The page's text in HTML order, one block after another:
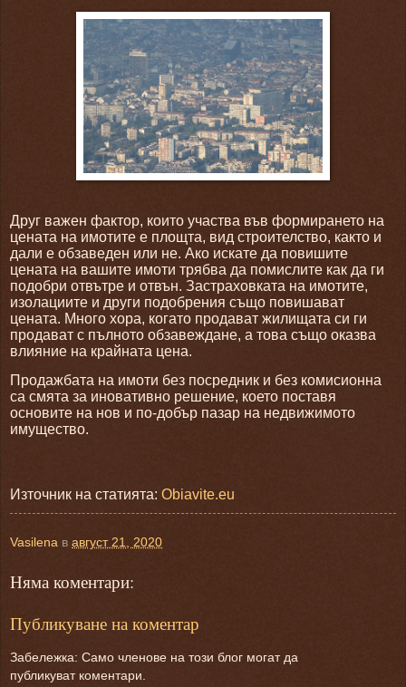
Друг важен фактор, които участва във формирането на
цената на имотите е площта, вид строителство, както и
дали е обзаведен или не. Ако искате да повишите
цената на вашите имоти трябва да помислите как да ги
подобри отвътре и отвън. Застраховката на имотите,
изолациите и други подобрения също повишават
цената. Много хора, когато продават жилищата си ги
продават с пълното обзавеждане, а това също оказва
влияние на крайната цена.
Продажбата на имоти без посредник и без комисионна
са смята за иновативно решение, което поставя
основите на нов и по-добър пазар на недвижимото
имущество.
Източник на статията: Obiavite.eu
Vasilena в август 21, 2020
Няма коментари:
Публикуване на коментар
Забележка: Само членове на този блог могат да
публикуват коментари.